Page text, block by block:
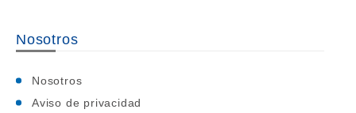
Nosotros
Nosotros
Aviso de privacidad